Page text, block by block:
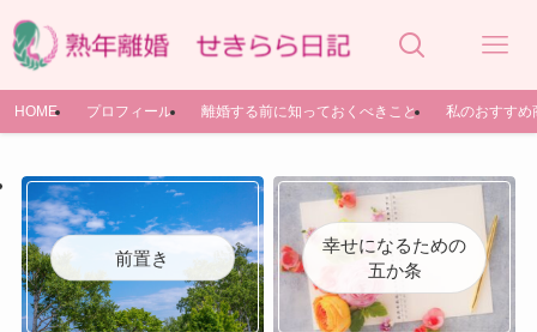
HOME プロフィール 離婚する前に知っておくべきこと 私のおすすめ
前置き
幸せになるための
五か条